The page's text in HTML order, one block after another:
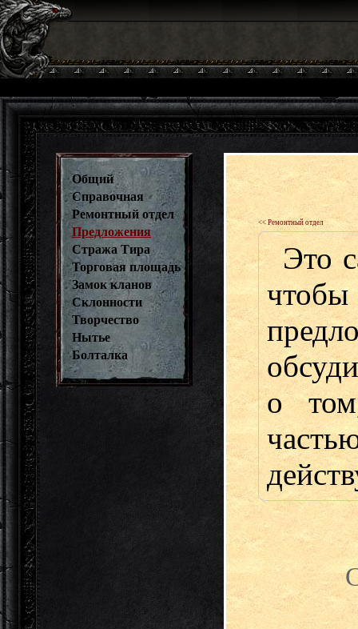
Общий
Справочная
Ремонтный отдел
Предложения
Стража Тира
Торговая площадь
Замок кланов
Склонности
Творчество
Нытье
Болталка
<< Ремонтный отдел
Это
о